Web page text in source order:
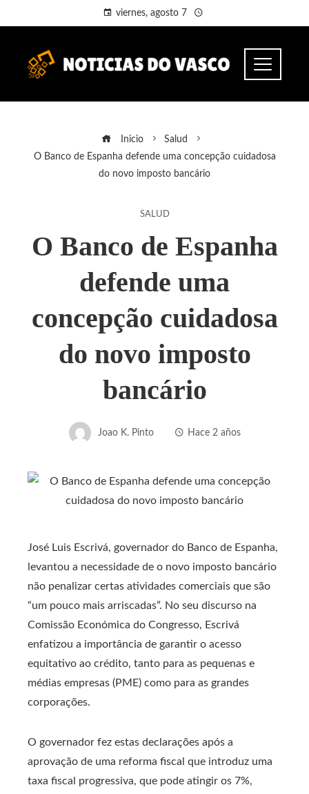
viernes, agosto 7
Inicio
Salud
O Banco de Espanha defende uma concepção cuidadosa
do novo imposto bancário
SALUD
O Banco de Espanha
defende uma
concepção cuidadosa
do novo imposto
bancário
Joao K. Pinto Hace 2 años
José Luis Escrivá, governador do Banco de Espanha,
levantou a necessidade de o novo imposto bancário
não penalizar certas atividades comerciais que são
“um pouco mais arriscadas”. No seu discurso na
Comissão Económica do Congresso, Escrivá
enfatizou a importância de garantir o acesso
equitativo ao crédito, tanto para as pequenas e
médias empresas (PME) como para as grandes
corporações.
O governador fez estas declarações após a
aprovação de uma reforma fiscal que introduz uma
taxa fiscal progressiva, que pode atingir os 7%,